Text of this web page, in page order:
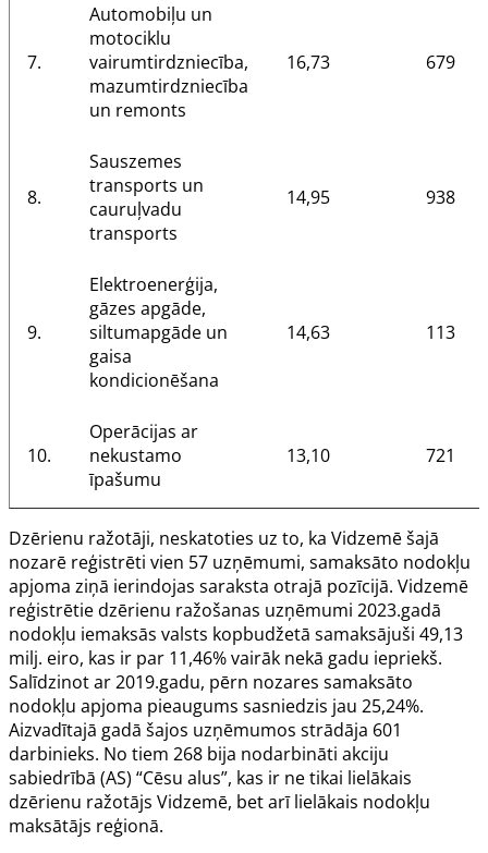
7.
Automobiļu un
motociklu
vairumtirdzniecība,
mazumtirdzniecība
un remonts
16,73 679
8.
Sauszemes
transports un
cauruļvadu
transports
14,95 938
9.
Elektroenerģija,
gāzes apgāde,
siltumapgāde un
gaisa
kondicionēšana
14,63 113
10.
Operācijas ar
nekustamo
īpašumu
13,10 721
Dzērienu ražotāji, neskatoties uz to, ka Vidzemē šajā
nozarē reģistrēti vien 57 uzņēmumi, samaksāto nodokļu
apjoma ziņā ierindojas saraksta otrajā pozīcijā. Vidzemē
reģistrētie dzērienu ražošanas uzņēmumi 2023.gadā
nodokļu iemaksās valsts kopbudžetā samaksājuši 49,13
milj. eiro, kas ir par 11,46% vairāk nekā gadu iepriekš.
Salīdzinot ar 2019.gadu, pērn nozares samaksāto
nodokļu apjoma pieaugums sasniedzis jau 25,24%.
Aizvadītajā gadā šajos uzņēmumos strādāja 601
darbinieks. No tiem 268 bija nodarbināti akciju
sabiedrībā (AS) “Cēsu alus”, kas ir ne tikai lielākais
dzērienu ražotājs Vidzemē, bet arī lielākais nodokļu
maksātājs reģionā.